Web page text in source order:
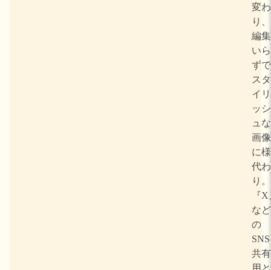
変わ
り、
編集
いら
ずで
スタ
イリ
ッシ
ュな
画像
に様
代わ
り。
『
など
の
SNS
共有
用と